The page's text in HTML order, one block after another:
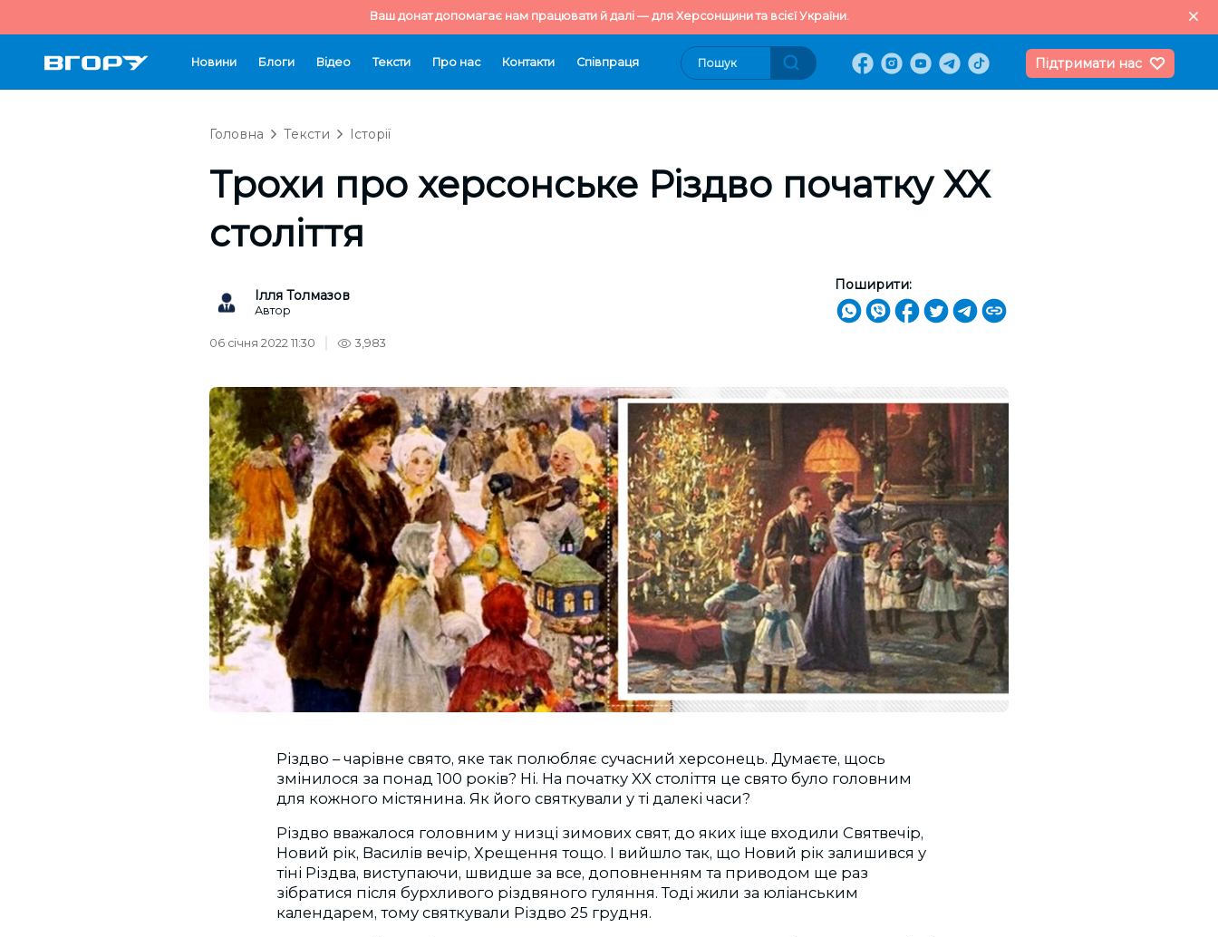
Ваш донат допомагає нам працювати й далі — для Херсонщини та всієї України.
Новини Блоги Відео Тексти Про нас Контакти Cпівпраця Підтримати нас
Головна Тексти Історії
Трохи про херсонське Різдво початку XX
століття
Ілля Толмазов
Автор
Поширити:
06 січня 2022 11:30 3,983
Різдво – чарівне свято, яке так полюбляє сучасний херсонець. Думаєте, щось
змінилося за понад 100 років? Ні. На початку XX століття це свято було головним
для кожного містянина. Як його святкували у ті далекі часи?
Різдво вважалося головним у низці зимових свят, до яких іще входили Святвечір,
Новий рік, Василів вечір, Хрещення тощо. І вийшло так, що Новий рік залишився у
тіні Різдва, виступаючи, швидше за все, доповненням та приводом ще раз
зібратися після бурхливого різдвяного гуляння. Тоді жили за юліанським
календарем, тому святкували Різдво 25 грудня.